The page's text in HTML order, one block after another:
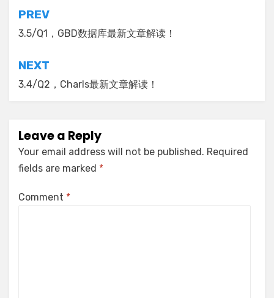
Post
navigation
PREV
3.5/Q1，GBD数据库最新文章解读！
NEXT
3.4/Q2，Charls最新文章解读！
Leave a Reply
Your email address will not be published. Required
fields are marked *
Comment *